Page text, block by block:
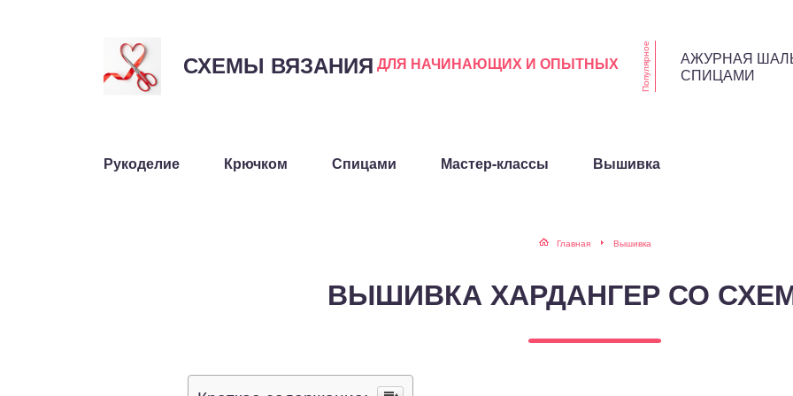
СХЕМЫ ВЯЗАНИЯ ДЛЯ НАЧИНАЮЩИХ И ОПЫТНЫХ Популярное
АЖУРНАЯ
СПИЦАМИ
Рукоделие Крючком Спицами Мастер-классы Вышивка
Главная Вышивка
ВЫШИВКА ХАРДАНГЕР СО